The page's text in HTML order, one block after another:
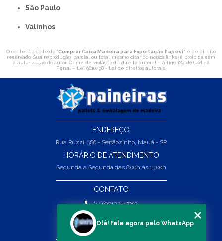
São Paulo
Valinhos
O conteúdo do texto "Comprar Caixa Madeira para Exportação Itapevi" é de direito
reservado. Sua reprodução, parcial ou total, mesmo citando nossos links, é proibida sem
a autorização do autor. Crime de violação de direito autoral – artigo 184 do Código
Penal – Lei 9610/98 - Lei de direitos autorais
ENDEREÇO
Rua Ruzzi, 386 - Sertãozinho, Mauá - SP
HORÁRIO DE ATENDIMENTO
Segunda a Segunda das 8:00h às 13:00h
CONTATO
(11) 99132-1783
(11) 99132-1783
vendas@abpaineiras.com.br
Olá! Fale agora pelo WhatsApp